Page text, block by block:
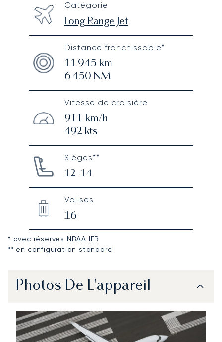
Catégorie
Long Range Jet
Distance franchissable*
11 945 km
6 450 NM
Vitesse de croisière
911km/h
492 kts
Sièges**
12-14
Valises
16
* avec réserves NBAA IFR
** en configuration standard
Photos De L'appareil